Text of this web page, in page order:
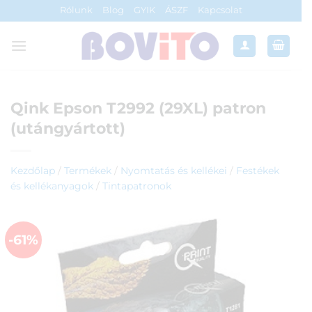
to
content
Rólunk Blog GYIK ÁSZF Kapcsolat
Qink Epson T2992 (29XL) patron
(utángyártott)
Kezdőlap / Termékek / Nyomtatás és kellékei / Festékek
és kellékanyagok / Tintapatronok
-61%